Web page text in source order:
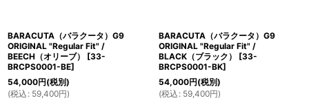
BARACUTA（バラクータ）G9
ORIGINAL "Regular Fit" /
BEECH（オリーブ）
[33-
BRCPS0001-BE]
54,000円(税別)
(税込 : 59,400円)
BARACUTA（バラクータ）G9
ORIGINAL "Regular Fit" /
BLACK（ブラック）
[33-
BRCPS0001-BK]
54,000円(税別)
(税込 : 59,400円)